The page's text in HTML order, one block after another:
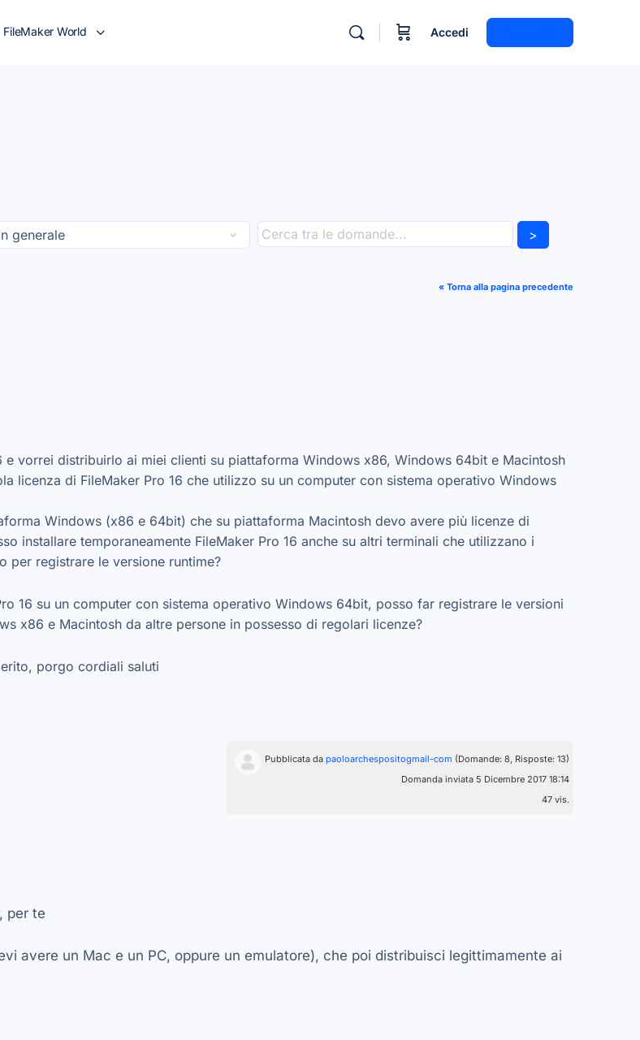
FileMaker World Accedi
>
« Torna alla pagina precedente
e vorrei distribuirlo ai miei clienti su piattaforma Windows x86, Windows 64bit e Macintosh
licenza di FileMaker Pro 16 che utilizzo su un computer con sistema operativo Windows
Windows (x86 e 64bit) che su piattaforma Macintosh devo avere più licenze di
installare temporaneamente FileMaker Pro 16 anche su altri terminali che utilizzano i
per registrare le versione runtime?
16 su un computer con sistema operativo Windows 64bit, posso far registrare le versioni
x86 e Macintosh da altre persone in possesso di regolari licenze?
porgo cordiali saluti
Pubblicata da paoloarchespositogmail-com (Domande: 8, Risposte: 13)
Domanda inviata 5 Dicembre 2017 18:14
47 vis.
per te
avere un Mac e un PC, oppure un emulatore), che poi distribuisci legittimamente ai